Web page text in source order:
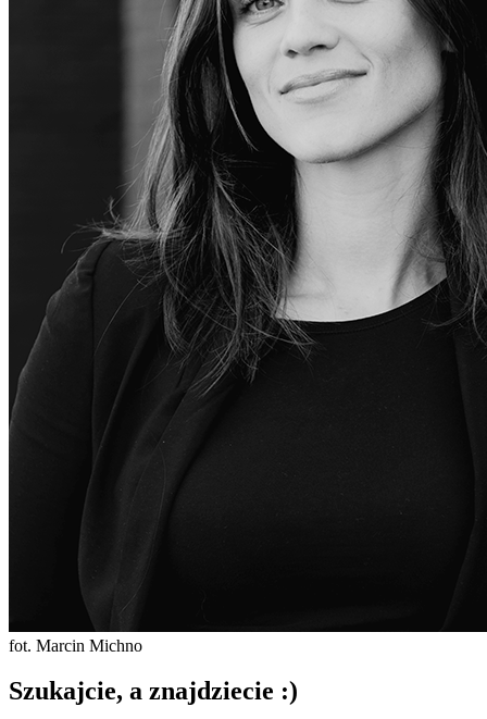
fot. Marcin Michno
Szukajcie, a znajdziecie :)